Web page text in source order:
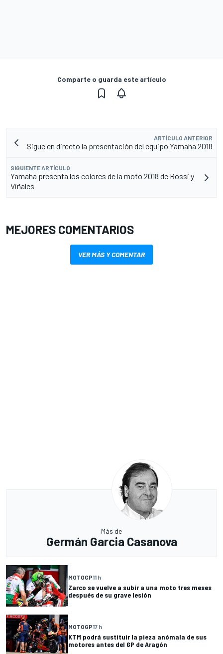
Comparte o guarda este artículo
ARTÍCULO ANTERIOR
Sigue en directo la presentación del equipo Yamaha 2018
SIGUIENTE ARTÍCULO
Yamaha presenta los colores de la moto 2018 de Rossi y
Viñales
MEJORES COMENTARIOS
VER MÁS Y COMENTAR
Más de
Germán Garcia Casanova
MOTOGP11 h
Zarco se vuelve a subir a una moto tres meses
después de su grave lesión
MOTOGP17 h
KTM podrá sustituir la pieza anómala de sus
motores antes del GP de Aragón